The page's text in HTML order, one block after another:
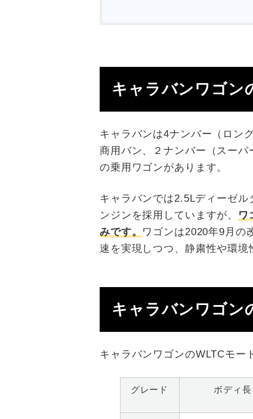
キャラバンワゴン
キャラバンは4ナンバー（ロン
商用バン、２ナンバー（スー
の乗用ワゴンがあります。
キャラバンでは2.5Lディーゼ
ンジンを採用していますが、
ワ
みです。 ワゴンは2020年9月の
速を実現しつつ、静粛性や環境
キャラバンワゴン
キャラバンワゴンのWLTCモー
グレード ボディ長